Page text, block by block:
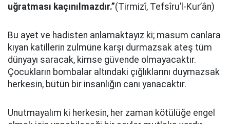
uğratması kaçınılmazdır.”(Tirmizî, Tefsîru’l-Kur’ân)
Bu ayet ve hadisten anlamaktayız ki; masum canlara
kıyan katillerin zulmüne karşı durmazsak ateş tüm
dünyayı saracak, kimse güvende olmayacaktır.
Çocukların bombalar altındaki çığlıklarını duymazsak
herkesin, bütün bir insanlığın canı yanacaktır.
Unutmayalım ki herkesin, her zaman kötülüğe engel